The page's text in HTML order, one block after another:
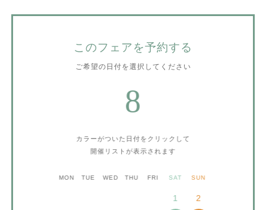
このフェアを予約する
ご希望の日付を選択してください
8
カラーがついた日付をクリックして
開催リストが表示されます
MON TUE WED THU FRI SAT SUN
1 2